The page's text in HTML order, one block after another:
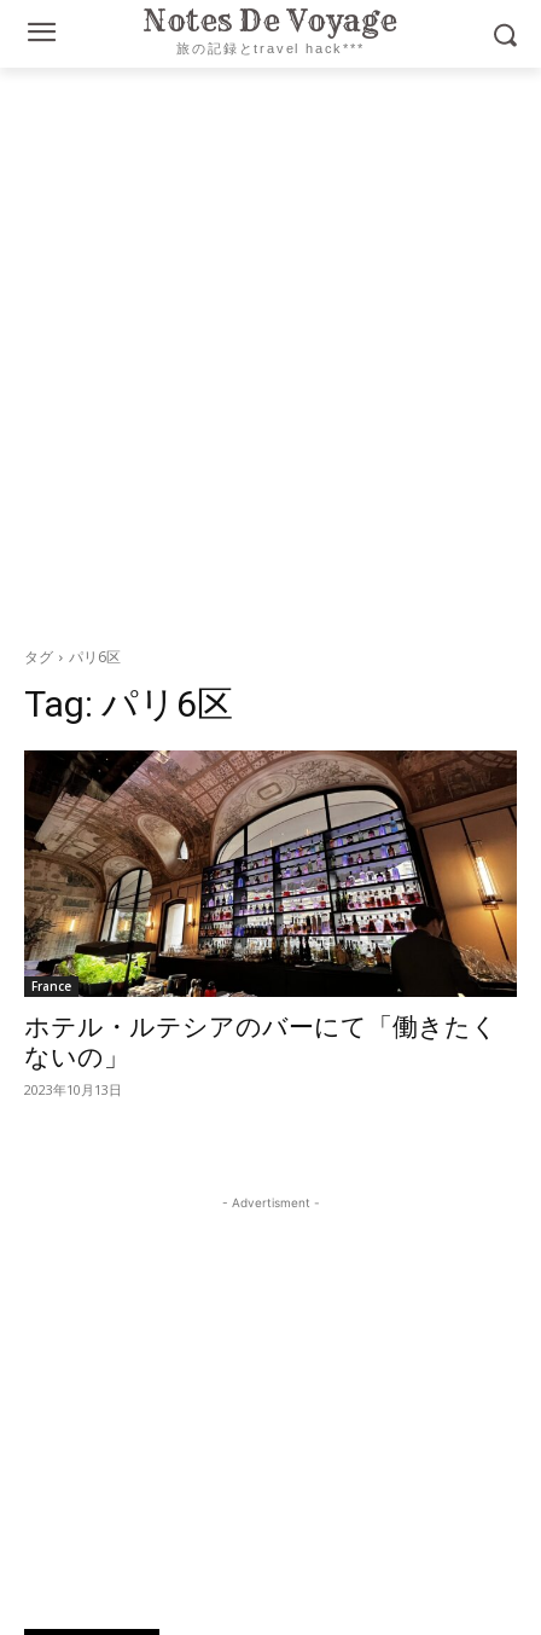
Notes De Voyage
旅の記録とtravel hack***
タグ パリ6区
Tag: パリ6区
France
ホテル・ルテシアのバーにて「働きたく
ないの」
2023年10月13日
- Advertisment -